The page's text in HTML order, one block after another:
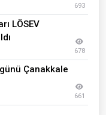
693
LÖSEV
678
Çanakkale
661